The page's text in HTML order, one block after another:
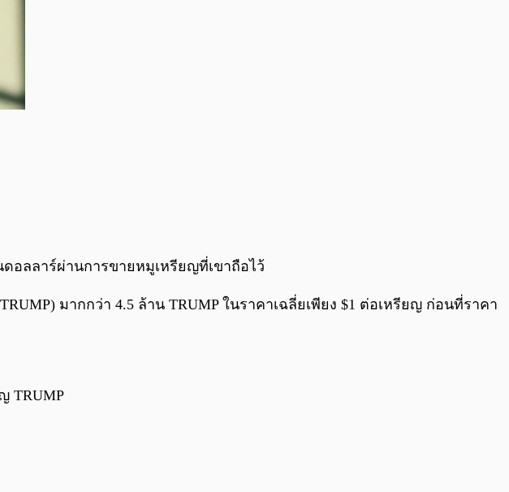
อลลาร์ผ่านการขายหมูเหรียญที่เขาถือไว้
มากกว่า 4.5 ล้าน TRUMP ในราคาเฉลี่ยเพียง $1 ต่อเหรียญ ก่อนที่ราคา
TRUMP